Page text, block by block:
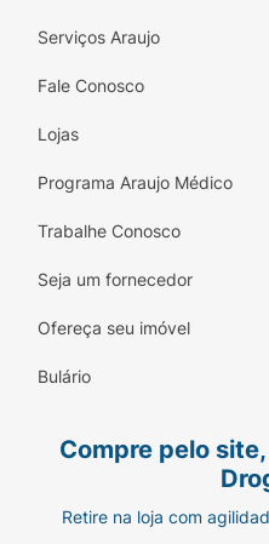
Serviços Araujo
Fale Conosco
Lojas
Programa Araujo Médico
Trabalhe Conosco
Seja um fornecedor
Ofereça seu imóvel
Bulário
Compre pelo
Retire na loja com